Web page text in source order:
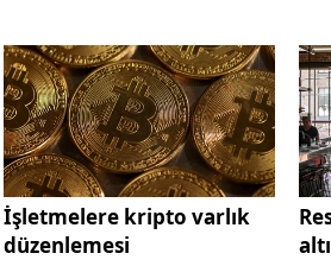
İşletmelere kripto varlık
düzenlemesi